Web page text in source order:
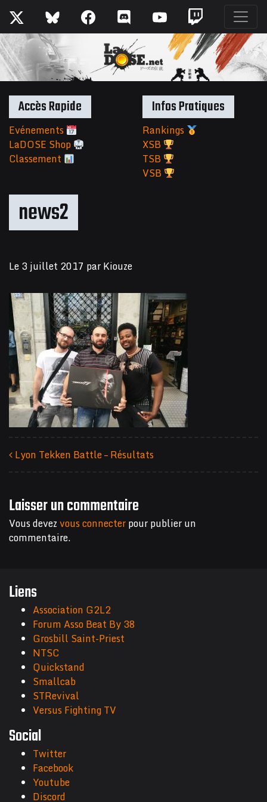
news2
Le3 juillet 2017 parKiouze
Lyon Tekken Battle – Résultats
Laisser un commentaire
Vous devezvous connecterpour publier un
commentaire.
Accès Rapide
Evénements
LaDOSE Shop
Classement
Infos Pratiques
Rankings
XSB
TSB
VSB
Liens
Association G2L2
Forum Asso Beat By 38
Grosbill Saint-Priest
NTSC
Quickstand
Smallcab
STRevival
Versus Fighting TV
Social
Twitter
Facebook
Youtube
Discord